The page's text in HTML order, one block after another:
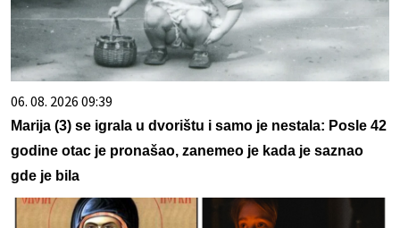
06. 08. 2026 09:39
Marija (3) se igrala u dvorištu i samo je nestala: Posle 42
godine otac je pronašao, zanemeo je kada je saznao
gde je bila